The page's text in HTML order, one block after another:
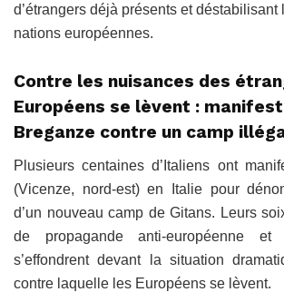
d’étrangers déjà présents et déstabilisant
nations européennes.
Contre les nuisances des
Européens se lèvent :
Breganze contre un camp
Plusieurs centaines d’Italiens ont
(Vicenze, nord-est) en Italie pour
d’un nouveau camp de Gitans. Leurs
de propagande anti-européenne et
s’effondrent devant la situation
contre laquelle les Européens se lèvent.